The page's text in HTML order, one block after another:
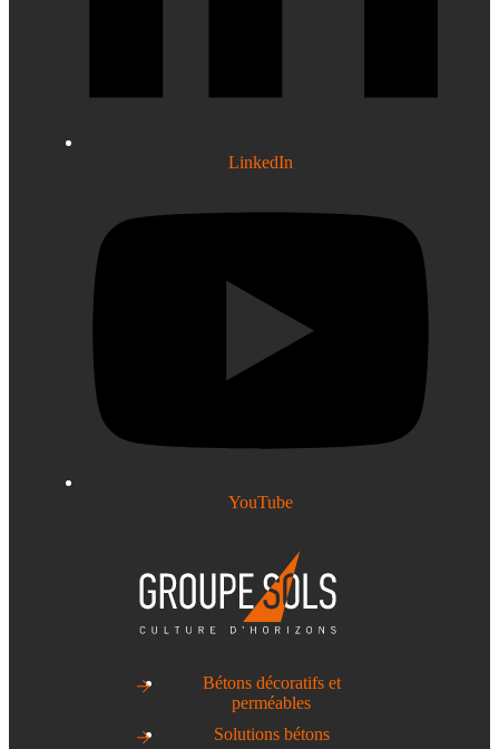
LinkedIn
YouTube
Bétons décoratifs et
perméables
Solutions bétons